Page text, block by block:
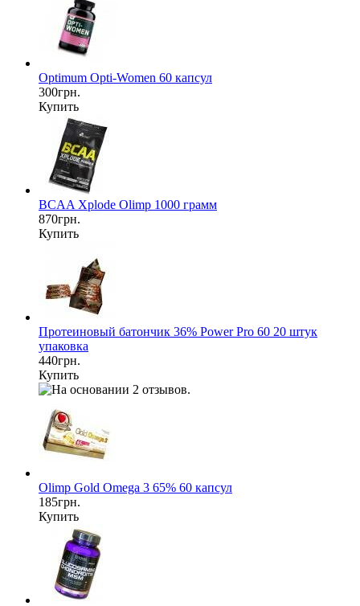
Optimum Opti-Women 60 капсул
300грн.
Купить
BCAA Xplode Olimp 1000 грамм
870грн.
Купить
Протеиновый батончик 36% Power Pro 60 20 штук
упаковка
440грн.
Купить
Olimp Gold Omega 3 65% 60 капсул
185грн.
Купить